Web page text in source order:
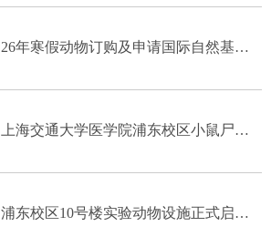
26年寒假动物订购及申请国际自然基
上海交通大学医学院浦东校区小鼠尸体
浦东校区10号楼实验动物设施正式启用